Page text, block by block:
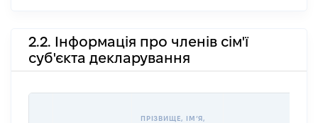
2.2. Інформація про членів сім'ї
суб'єкта декларування
ПРІЗВИЩЕ, ІМʼЯ,